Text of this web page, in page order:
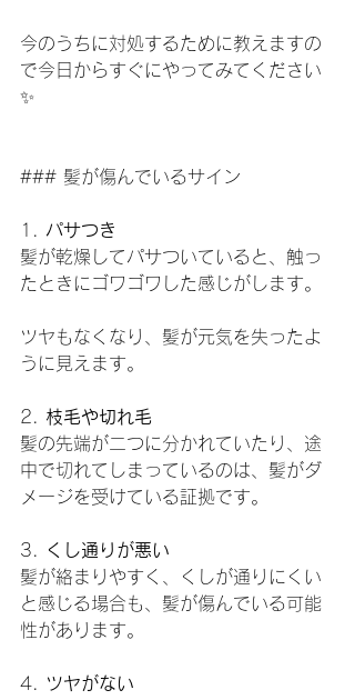
今のうちに対処するために教えますの
で今日からすぐにやってみてください
✨
### 髪が傷んでいるサイン
1. パサつき
髪が乾燥してパサついていると、触っ
たときにゴワゴワした感じがします。
ツヤもなくなり、髪が元気を失ったよ
うに見えます。
2. 枝毛や切れ毛
髪の先端が二つに分かれていたり、途
中で切れてしまっているのは、髪がダ
メージを受けている証拠です。
3.
くし通りが悪い
髪が絡まりやすく、くしが通りにくい
と感じる場合も、髪が傷んでいる可能
性があります。
4.
ツヤがない